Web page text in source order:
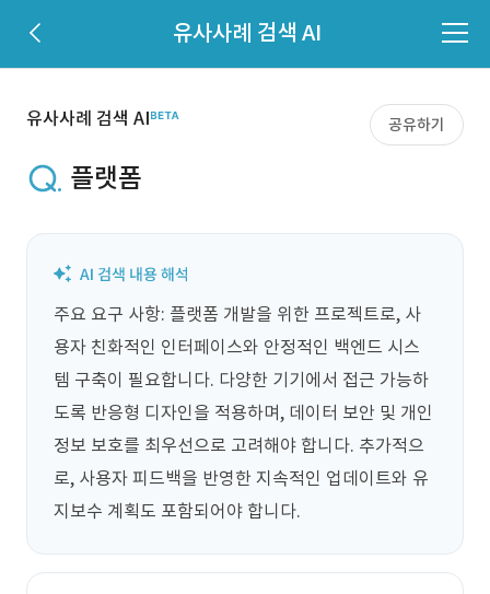
유사사례 검색 AI
유사사례 검색 AI 공유하기
플랫폼
주요 요구 사항: 플랫폼 개발을 위한 프로젝트로, 사
용자 친화적인 인터페이스와 안정적인 백엔드 시스
템 구축이 필요합니다. 다양한 기기에서 접근 가능하
도록 반응형 디자인을 적용하며, 데이터 보안 및 개인
정보 보호를 최우선으로 고려해야 합니다. 추가적으
로, 사용자 피드백을 반영한 지속적인 업데이트와 유
지보수 계획도 포함되어야 합니다.